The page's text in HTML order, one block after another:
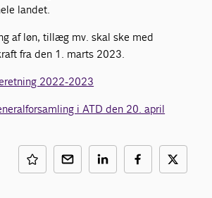
landet.
af løn, tillæg mv. skal ske med
fra den 1. marts 2023.
2022-2023
i ATD den 20. april